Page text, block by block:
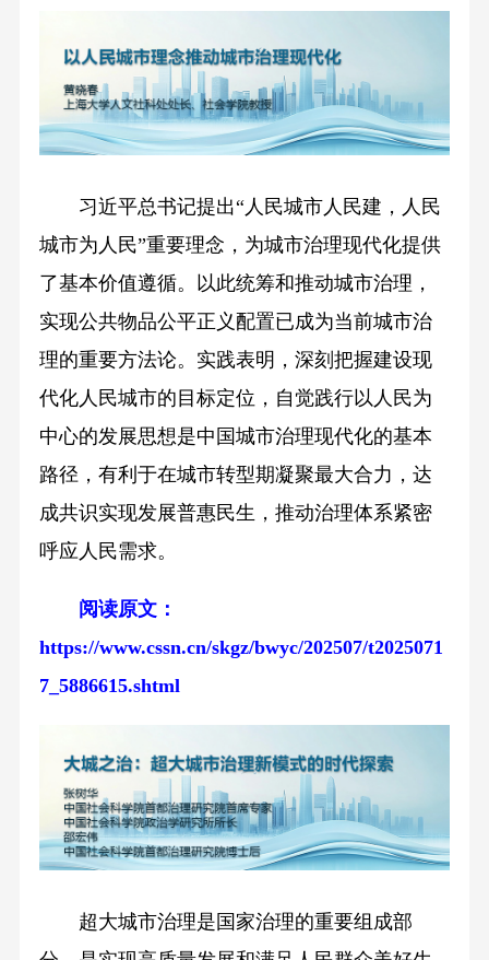
习近平总书记提出“人民城市人民建，人民
城市为人民”重要理念，为城市治理现代化提供
了基本价值遵循。以此统筹和推动城市治理，
实现公共物品公平正义配置已成为当前城市治
理的重要方法论。实践表明，深刻把握建设现
代化人民城市的目标定位，自觉践行以人民为
中心的发展思想是中国城市治理现代化的基本
路径，有利于在城市转型期凝聚最大合力，达
成共识实现发展普惠民生，推动治理体系紧密
呼应人民需求。
阅读原文：
https://www.cssn.cn/skgz/bwyc/202507/t2025071
7_5886615.shtml
超大城市治理是国家治理的重要组成部